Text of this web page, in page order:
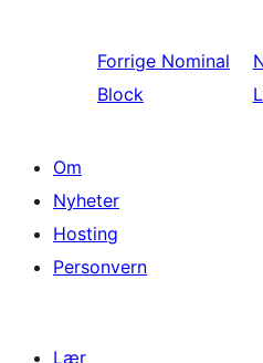
Forrige Nominal
Block
Om
Nyheter
Hosting
Personvern
Lær